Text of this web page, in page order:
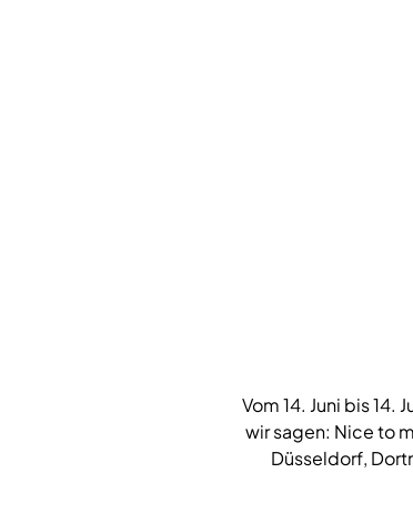
Vom 14. Juni bis
wir sagen: Nice to
Düsseldorf,